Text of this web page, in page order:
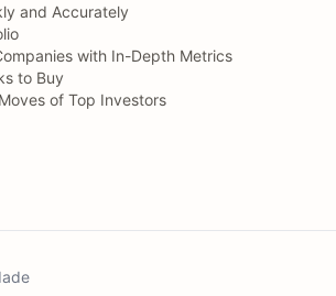
and Accurately
with In-Depth Metrics
to Buy
of Top Investors